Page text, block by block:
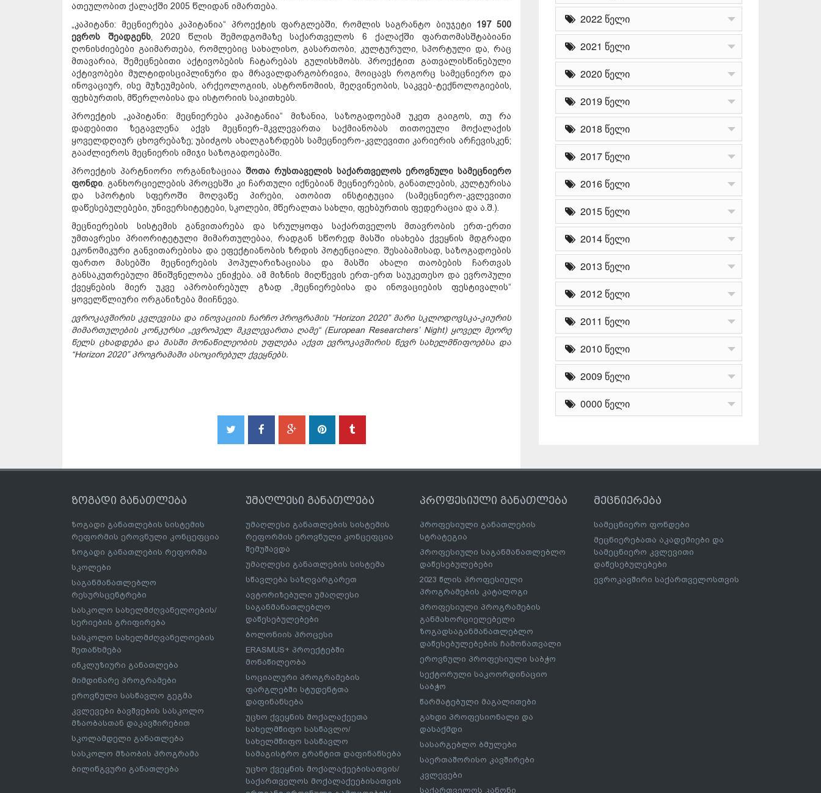
ათეულობით ქალაქში 2005 წლიდან იმართება.
„კაპიტანი: მეცნიერება კაპიტანია“ პროექტის ფარგლებში, რომლის საგრანტო ბიუჯეტი 197 500
ევროს შეადგენს, 2020 წლის შემოდგომაზე საქართველოს 6 ქალაქში ფართომასშტაბიანი
ღონისძიებები გაიმართება, რომლებიც სახალისო, გასართობი, კულტურული, სპორტული და, რაც
მთავარია, შემეცნებითი აქტივობების ჩატარებას გულისხმობს. პროექტით გათვალისწინებული
აქტივობები მულტიდისციპლინური და მრავალდარგობრივია, მოიცავს როგორც სამეცნიერო და
ინოვაციურ, ისე მუზეუმების, არქეოლოგიის, ასტრონომიის, მეღვინეობის, საკვებ-ტექნოლოგიების,
ფეხბურთის, მწერლობისა და ისტორიის საკითხებს.
პროექტის „კაპიტანი: მეცნიერება კაპიტანია“ მიზანია, საზოგადოებამ უკეთ გაიგოს, თუ რა
დადებითი ზეგავლენა აქვს მეცნიერ-მკვლევართა საქმიანობას თითოეული მოქალაქის
ყოველდღიურ ცხოვრებაზე; უბიძგოს ახალგაზრდებს სამეცნიერო-კვლევითი კარიერის არჩევისკენ;
გააძლიეროს მეცნიერის იმიჯი საზოგადოებაში.
პროექტის პარტნიორი ორგანიზაციაა შოთა რუსთაველის საქართველოს ეროვნული სამეცნიერო
ფონდი. განხორციელების პროცესში კი ჩართული იქნებიან მეცნიერების, განათლების, კულტურისა
და სპორტის სფეროში მოღვაწე პირები, ათობით ინსტიტუცია (სამეცნიერო-კვლევითი
დაწესებულებები, უნივერსიტეტები, სკოლები, მწერალთა სახლი, ფეხბურთის ფედერაცია და ა.შ.).
მეცნიერების სისტემის განვითარება და სრულყოფა საქართველოს მთავრობის ერთ-ერთი
უმთავრესი პრიორიტეტული მიმართულებაა, რადგან სწორედ მასში ისახება ქვეყნის მდგრადი
ეკონომიკური განვითარებისა და ეფექტიანობის ზრდის პოტენციალი. შესაბამისად, საზოგადოების
ფართო მასებში მეცნიერების პოპულარიზაციასა და მასში ახალი თაობების ჩართვას
განსაკუთრებული მნიშვნელობა ენიჭება. ამ მიზნის მიღწევის ერთ-ერთ საუკეთესო და ევროპული
ქვეყნების მიერ უკვე აპრობირებულ გზად „მეცნიერებისა და ინოვაციების ფესტივალის“
ყოველწლიური ორგანიზება მიიჩნევა.
ევროკავშირის კვლევისა და ინოვაციის ჩარჩო პროგრამის “Horizon 2020” მარი სკლოდოვსკა-კიურის
მიმართულების კონკურსი „ევროპელ მკვლევართა ღამე“ (European Researchers’ Night) ყოველ მეორე
წელს ცხადდება და მასში მონაწილეობის უფლება აქვთ ევროკავშირის წევრ სახელმწიფოებსა და
“Horizon 2020” პროგრამაში ასოცირებულ ქვეყნებს.
2022 წელი
2021 წელი
2020 წელი
2019 წელი
2018 წელი
2017 წელი
2016 წელი
2015 წელი
2014 წელი
2013 წელი
2012 წელი
2011 წელი
2010 წელი
2009 წელი
0000 წელი
ზოგადი განათლება
ზოგადი განათლების სისტემის
რეფორმის ეროვნული კონცეფცია
ზოგადი განათლების რეფორმა
სკოლები
საგანმანათლებლო
რესურსცენტრები
სასკოლო სახელმძღვანელოების/
სერიების გრიფირება
სასკოლო სახელმძღვანელოების
შეთანხმება
ინკლუზიური განათლება
მიმდინარე პროგრამები
ეროვნული სასწავლო გეგმა
კვლევები ბავშვების სასკოლო
მზაობასთან დაკავშირებით
სკოლამდელი განათლება
სასკოლო მზაობის პროგრამა
ბილინგვური განათლება
უმაღლესი განათლება
უმაღლესი განათლების სისტემის
რეფორმის ეროვნული კონცეფცია
შემუშავდა
უმაღლესი განათლების სისტემა
სწავლება საზღვარგარეთ
ავტორიზებული უმაღლესი
საგანმანათლებლო
დაწესებულებები
ბოლონიის პროცესი
ERASMUS+ პროექტებში
მონაწილეობა
სოციალური პროგრამების
ფარგლებში სტუდენტთა
დაფინანსება
უცხო ქვეყნის მოქალაქეეთა
სახელმწიფო სასწავლო/
სახელმწიფო სასწავლო
სამაგისტრო გრანტით დაფინანსება
უცხო ქვეყნის მოქალაქეებისათვის/
საქართველოს მოქალაქეებისათვის
პროფესიული განათლება
პროფესიული განათლების
სტრატეგია
პროფესიული საგანმანათლებლო
დაწესებულებები
2023 წლის პროფესიული
პროგრამების კატალოგი
პროფესიული პროგრამების
განმახორციელებელი
ზოგადსაგანმანათლებლო
დაწესებულებების ჩამონათვალი
ეროვნული პროფესიული საბჭო
სექტორული საკოორდინაციო
საბჭო
წარმატებული მაგალითები
გახდი პროფესიონალი და
დასაქმდი
სასარგებლო ბმულები
საერთაშორისო კავშირები
კვლევები
საქართველოს კანონი
მეცნიერება
სამეცნიერო ფონდები
მეცნიერებათა აკადემიები და
სამეცნიერო კვლევითი
დაწესებულებები
ევროკავშირი საქართველოსთვის